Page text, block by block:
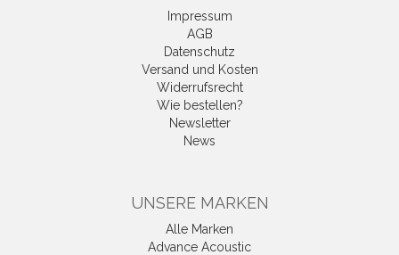
Impressum
AGB
Datenschutz
Versand und Kosten
Widerrufsrecht
Wie bestellen?
Newsletter
News
UNSERE MARKEN
Alle Marken
Advance Acoustic